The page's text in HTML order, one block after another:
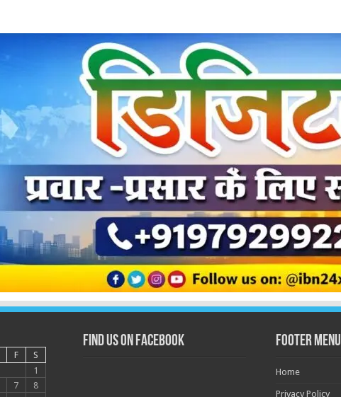
F
S
1
7
8
Find us on Facebook Footer Menu
Home
Privacy Policy